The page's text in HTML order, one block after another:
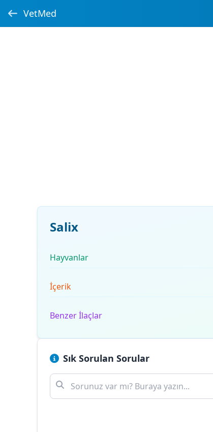
VetMed
Salix
Hayvanlar
İçerik
Benzer İlaçlar
Sık Sorulan Sorular